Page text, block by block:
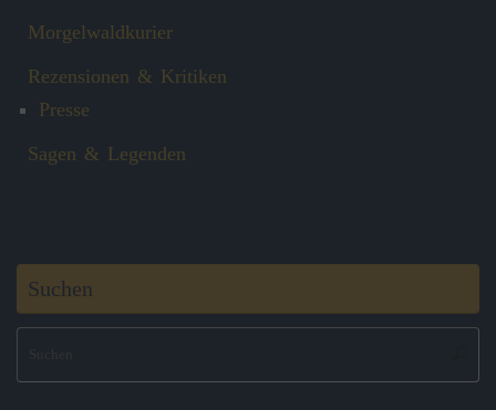
Morgelwaldkurier
Rezensionen & Kritiken
Presse
Sagen & Legenden
Suchen